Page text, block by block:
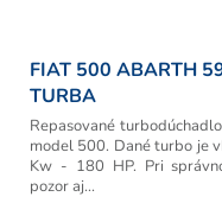
FIAT 500 ABARTH
TURBA
Repasované
model 500. Dané turbo je
Kw - 180 HP. Pri
pozor aj...